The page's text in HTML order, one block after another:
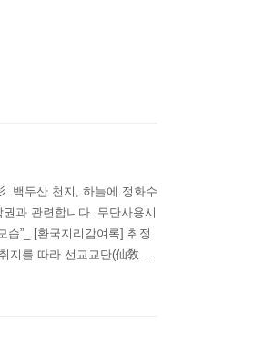
. 백두산 천지, 하늘에 정화수
과 관련합니다. 무단사용시
습”_ [환국지리감여록] 취정
지를 따라 선교교단(仙敎敎
여 한민족의 탄생 기쁨과 하